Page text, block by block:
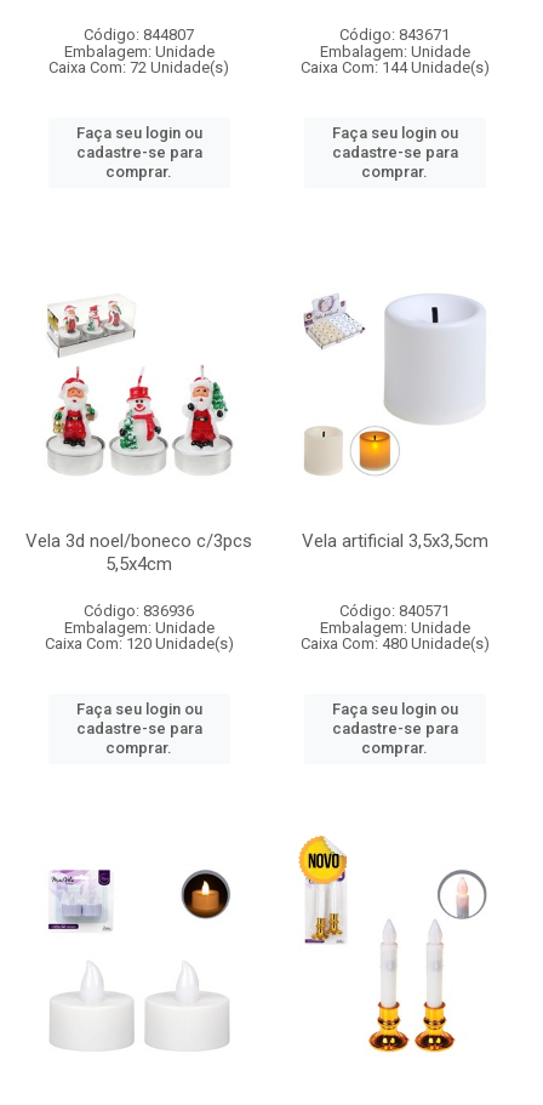
Código: 844807
Embalagem: Unidade
Caixa Com: 72 Unidade(s)
Faça seu login ou
cadastre-se para
comprar.
Código: 843671
Embalagem: Unidade
Caixa Com: 144 Unidade(s)
Faça seu login ou
cadastre-se para
comprar.
Vela 3d noel/boneco c/3pcs
5,5x4cm
Código: 836936
Embalagem: Unidade
Caixa Com: 120 Unidade(s)
Faça seu login ou
cadastre-se para
comprar.
Vela artificial 3,5x3,5cm
Código: 840571
Embalagem: Unidade
Caixa Com: 480 Unidade(s)
Faça seu login ou
cadastre-se para
comprar.